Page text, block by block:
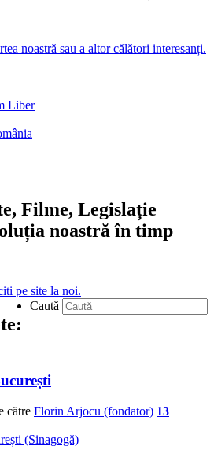
noastră sau a altor călători interesanți.
Liber
Filme, Legislație
noastră în timp
pe site la noi.
Caută
către Florin Arjocu (fondator) 13